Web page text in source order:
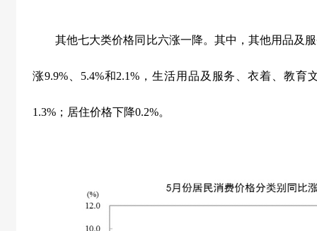
其他七大类价格同比六涨一降。其中，其他用品及服
涨9.9%、 5.4%和2.1% ，生活用品及服务、衣着、教育
1.3% ；居住价格下降0.2%。